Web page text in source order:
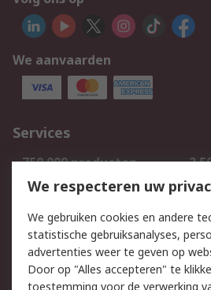
We aanvaarden
Services
750.000 producten
Bestellen
Track & Trace
Wettelijk
We respecteren uw
We gebruiken cookies en andere
statistische gebruiksanalyses,
advertenties weer te geven op
Door op "Alles accepteren" te
toestemming voor de verwerking